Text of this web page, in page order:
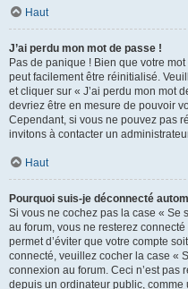
Haut
J’ai perdu mon mot de passe !
Pas de panique ! Bien que votre
peut facilement être réinitialisé.
et cliquer sur « J’ai perdu mon mot
devriez être en mesure de pouvoir
Cependant, si vous ne pouvez pas
invitons à contacter un
Haut
Pourquoi suis-je déconnecté
Si vous ne cochez pas la case « Se
au forum, vous ne resterez
permet d’éviter que votre compte
connecté, veuillez cocher la case «
connexion au forum. Ceci n’est pas
depuis un ordinateur public,